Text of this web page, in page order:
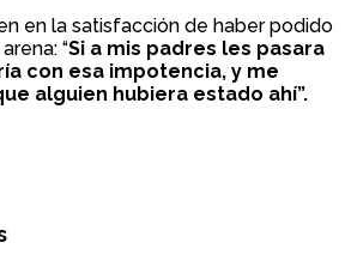
en la satisfacción de haber podido
“Si a mis padres les pasara
con esa impotencia, y me
alguien hubiera estado ahí”.